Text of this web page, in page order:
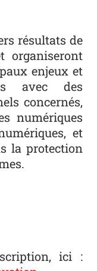
résultats de
organiseront
enjeux et
avec des
concernés,
numériques
et
la protection
ici :